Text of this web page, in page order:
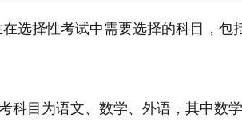
选择性考试中需要选择的科目，
科目为语文、数学、外语，其中数